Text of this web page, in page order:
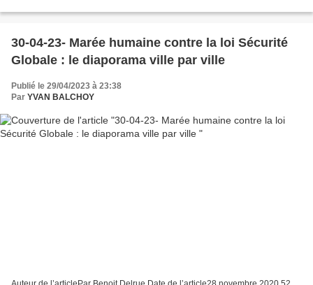
30-04-23- Marée humaine contre la loi Sécurité
Globale : le diaporama ville par ville
Publié le 29/04/2023 à 23:38
Par YVAN BALCHOY